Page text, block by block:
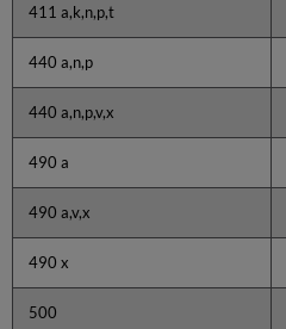
411 a,k,n,p,t
440 a,n,p
440 a,n,p,v,x
490 a
490 a,v,x
490 x
500